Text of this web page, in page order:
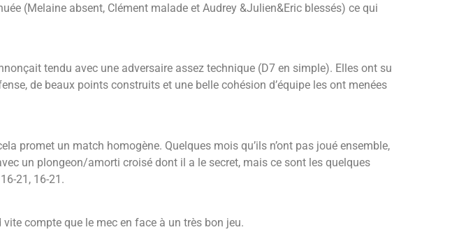
(Melaine absent, Clément malade et Audrey &Julien&Eric blessés) ce qui
tendu avec une adversaire assez technique (D7 en simple). Elles ont su
de beaux points construits et une belle cohésion d’équipe les ont menées
promet un match homogène. Quelques mois qu’ils n’ont pas joué ensemble,
un plongeon/amorti croisé dont il a le secret, mais ce sont les quelques
21, 16-21.
vite compte que le mec en face à un très bon jeu.